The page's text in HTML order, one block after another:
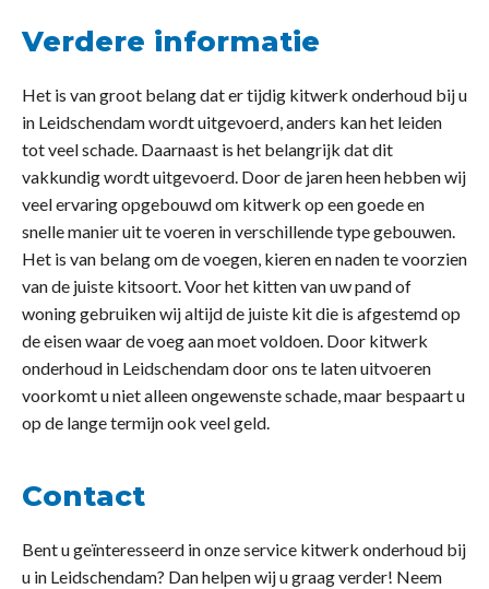
Verdere informatie
Het is van groot belang dat er tijdig kitwerk onderhoud bij u
in Leidschendam wordt uitgevoerd, anders kan het leiden
tot veel schade. Daarnaast is het belangrijk dat dit
vakkundig wordt uitgevoerd. Door de jaren heen hebben wij
veel ervaring opgebouwd om kitwerk op een goede en
snelle manier uit te voeren in verschillende type gebouwen.
Het is van belang om de voegen, kieren en naden te voorzien
van de juiste kitsoort. Voor het kitten van uw pand of
woning gebruiken wij altijd de juiste kit die is afgestemd op
de eisen waar de voeg aan moet voldoen. Door kitwerk
onderhoud in Leidschendam door ons te laten uitvoeren
voorkomt u niet alleen ongewenste schade, maar bespaart u
op de lange termijn ook veel geld.
Contact
Bent u geïnteresseerd in onze service kitwerk onderhoud bij
u in Leidschendam? Dan helpen wij u graag verder! Neem